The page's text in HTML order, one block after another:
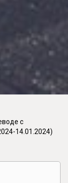
с
14.01.2024)